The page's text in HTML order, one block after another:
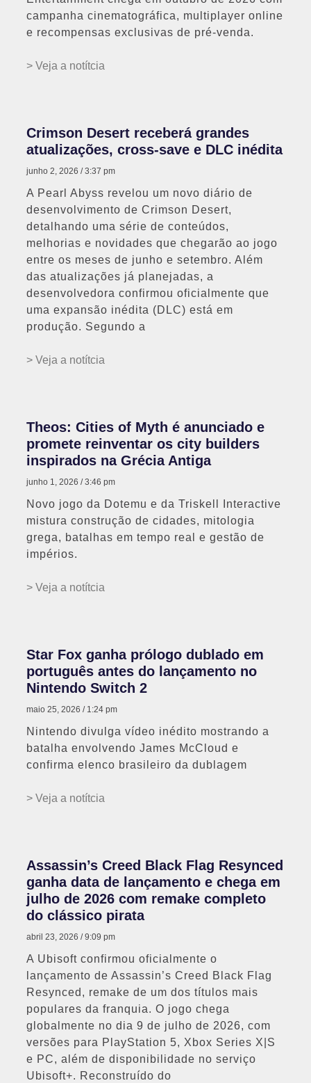
campanha cinematográfica, multiplayer online
e recompensas exclusivas de pré-venda.
> Veja a notítcia
Crimson Desert receberá grandes
atualizações, cross-save e DLC inédita
junho 2, 2026 3:37 pm
A Pearl Abyss revelou um novo diário de
desenvolvimento de Crimson Desert,
detalhando uma série de conteúdos,
melhorias e novidades que chegarão ao jogo
entre os meses de junho e setembro. Além
das atualizações já planejadas, a
desenvolvedora confirmou oficialmente que
uma expansão inédita (DLC) está em
produção. Segundo a
> Veja a notítcia
Theos: Cities of Myth é anunciado e
promete reinventar os city builders
inspirados na Grécia Antiga
junho 1, 2026 3:46 pm
Novo jogo da Dotemu e da Triskell Interactive
mistura construção de cidades, mitologia
grega, batalhas em tempo real e gestão de
impérios.
> Veja a notítcia
Star Fox ganha prólogo dublado em
português antes do lançamento no
Nintendo Switch 2
maio 25, 2026 1:24 pm
Nintendo divulga vídeo inédito mostrando a
batalha envolvendo James McCloud e
confirma elenco brasileiro da dublagem
> Veja a notítcia
Assassin’s Creed Black Flag Resynced
ganha data de lançamento e chega em
julho de 2026 com remake completo
do clássico pirata
abril 23, 2026 9:09 pm
A Ubisoft confirmou oficialmente o
lançamento de Assassin’s Creed Black Flag
Resynced, remake de um dos títulos mais
populares da franquia. O jogo chega
globalmente no dia 9 de julho de 2026, com
versões para PlayStation 5, Xbox Series X|S
e PC, além de disponibilidade no serviço
Ubisoft+. Reconstruído do